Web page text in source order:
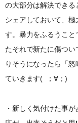
の大部分は解決でき
シェアしておいて、
す。暴力をふるうこと
たそれで新たに傷つ
りそうになったら「
ていきます( ；∀；)
・新しく気付けた事